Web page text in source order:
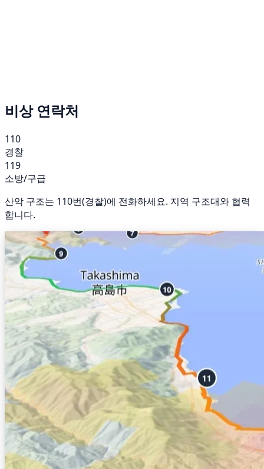
비상 연락처
110
경찰
119
소방/구급
산악 구조는 110번(경찰)에 전화하세요. 지역 구조대와 협력
합니다.